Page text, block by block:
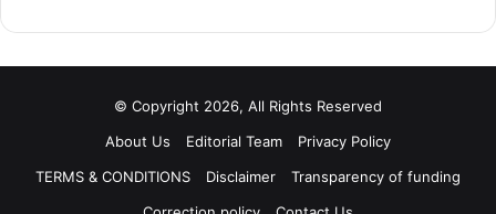
© Copyright 2026, All Rights Reserved
About Us
Editorial Team
Privacy Policy
TERMS & CONDITIONS
Disclaimer
Transparency of funding